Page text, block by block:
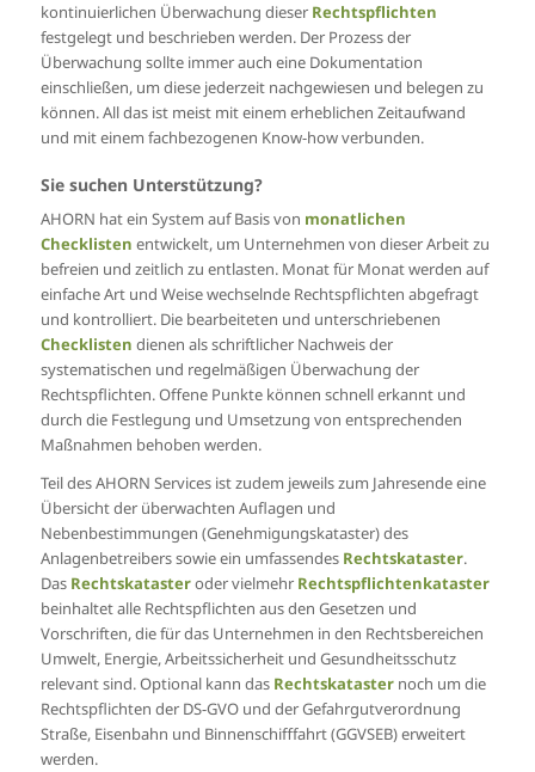
kontinuierlichen Überwachung dieser Rechtspflichten
festgelegt und beschrieben werden. Der Prozess der
Überwachung sollte immer auch eine Dokumentation
einschließen, um diese jederzeit nachgewiesen und belegen zu
können. All das ist meist mit einem erheblichen Zeitaufwand
und mit einem fachbezogenen Know-how verbunden.
Sie suchen Unterstützung?
AHORN hat ein System auf Basis von monatlichen
Checklisten entwickelt, um Unternehmen von dieser Arbeit zu
befreien und zeitlich zu entlasten. Monat für Monat werden auf
einfache Art und Weise wechselnde Rechtspflichten abgefragt
und kontrolliert. Die bearbeiteten und unterschriebenen
Checklisten dienen als schriftlicher Nachweis der
systematischen und regelmäßigen Überwachung der
Rechtspflichten. Offene Punkte können schnell erkannt und
durch die Festlegung und Umsetzung von entsprechenden
Maßnahmen behoben werden.
Teil des AHORN Services ist zudem jeweils zum Jahresende eine
Übersicht der überwachten Auflagen und
Nebenbestimmungen (Genehmigungskataster) des
Anlagenbetreibers sowie ein umfassendes Rechtskataster.
Das Rechtskatasteroder vielmehr Rechtspflichtenkataster
beinhaltet alle Rechtspflichten aus den Gesetzen und
Vorschriften, die für das Unternehmen in den Rechtsbereichen
Umwelt, Energie, Arbeitssicherheit und Gesundheitsschutz
relevant sind. Optional kann das Rechtskataster noch um die
Rechtspflichten der DS-GVO und der Gefahrgutverordnung
Straße, Eisenbahn und Binnenschifffahrt (GGVSEB) erweitert
werden.